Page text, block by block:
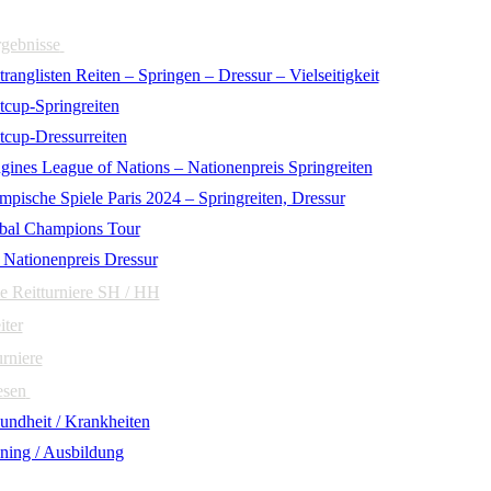
Reiten – Springen – Dressur – Vielseitigkeit
Springreiten
Dressurreiten
League of Nations – Nationenpreis Springreiten
Spiele Paris 2024 – Springreiten, Dressur
Champions Tour
Dressur
Reitturniere SH / HH
/ Krankheiten
/ Ausbildung